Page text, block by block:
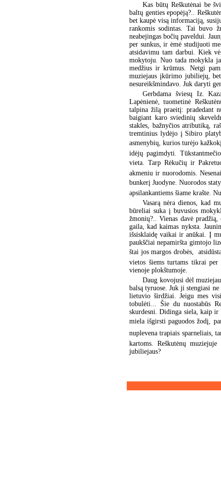
Kas būtų Reškutėnai be
baltų genties epopėją?..
bet kaupė visą informaciją,
rankomis sodintas. Tai buvo
neabejingas bočių paveldui.
per sunkus, ir ėmė studijuoti
atsidavimu tam darbui. Kiek
mokytoju. Nuo tada mokykla
medžius ir krūmus. Netgi
muziejaus įkūrimo jubiliejų,
nesureikšmindavo. Juk daryti
Gerbdama šviesų Iz.
Lapėnienė, tuometinė
talpina žilą praeitį: pradedant
baigiant karo sviedinių
stakles, bažnyčios atributiką,
tremtinius lydėjo į Sibiro
asmenybių, kurios turėjo
idėjų pagimdyti.
vieta. Tarp Rėkučių ir
akmeniu ir nuorodomis.
bunkerį Juodyne. Nuorodos
apsilankantiems šiame krašte.
Vasarą nėra dienos, kad
būreliai suka į buvusios
žmonių?.. Vienas davė
gaila, kad kaimas nyksta.
išsisklaidę vaikai ir anūkai. Į
paukščiai nepamiršta gimtojo
štai jos margos drobės, 
vietos šiems turtams tikrai per
vienoje plokštumoje.
Daug kovojusi dėl
balsą tyruose. Juk ji stengiasi
lietuvio širdžiai. Jeigu mes
tobulėti... Šie du nuostabūs
skurdesni. Didinga siela, kaip ir
miela išgirsti paguodos žodį,
nuplevena trapiais sparneliais,
kartoms. Reškutėnų
jubiliejaus?